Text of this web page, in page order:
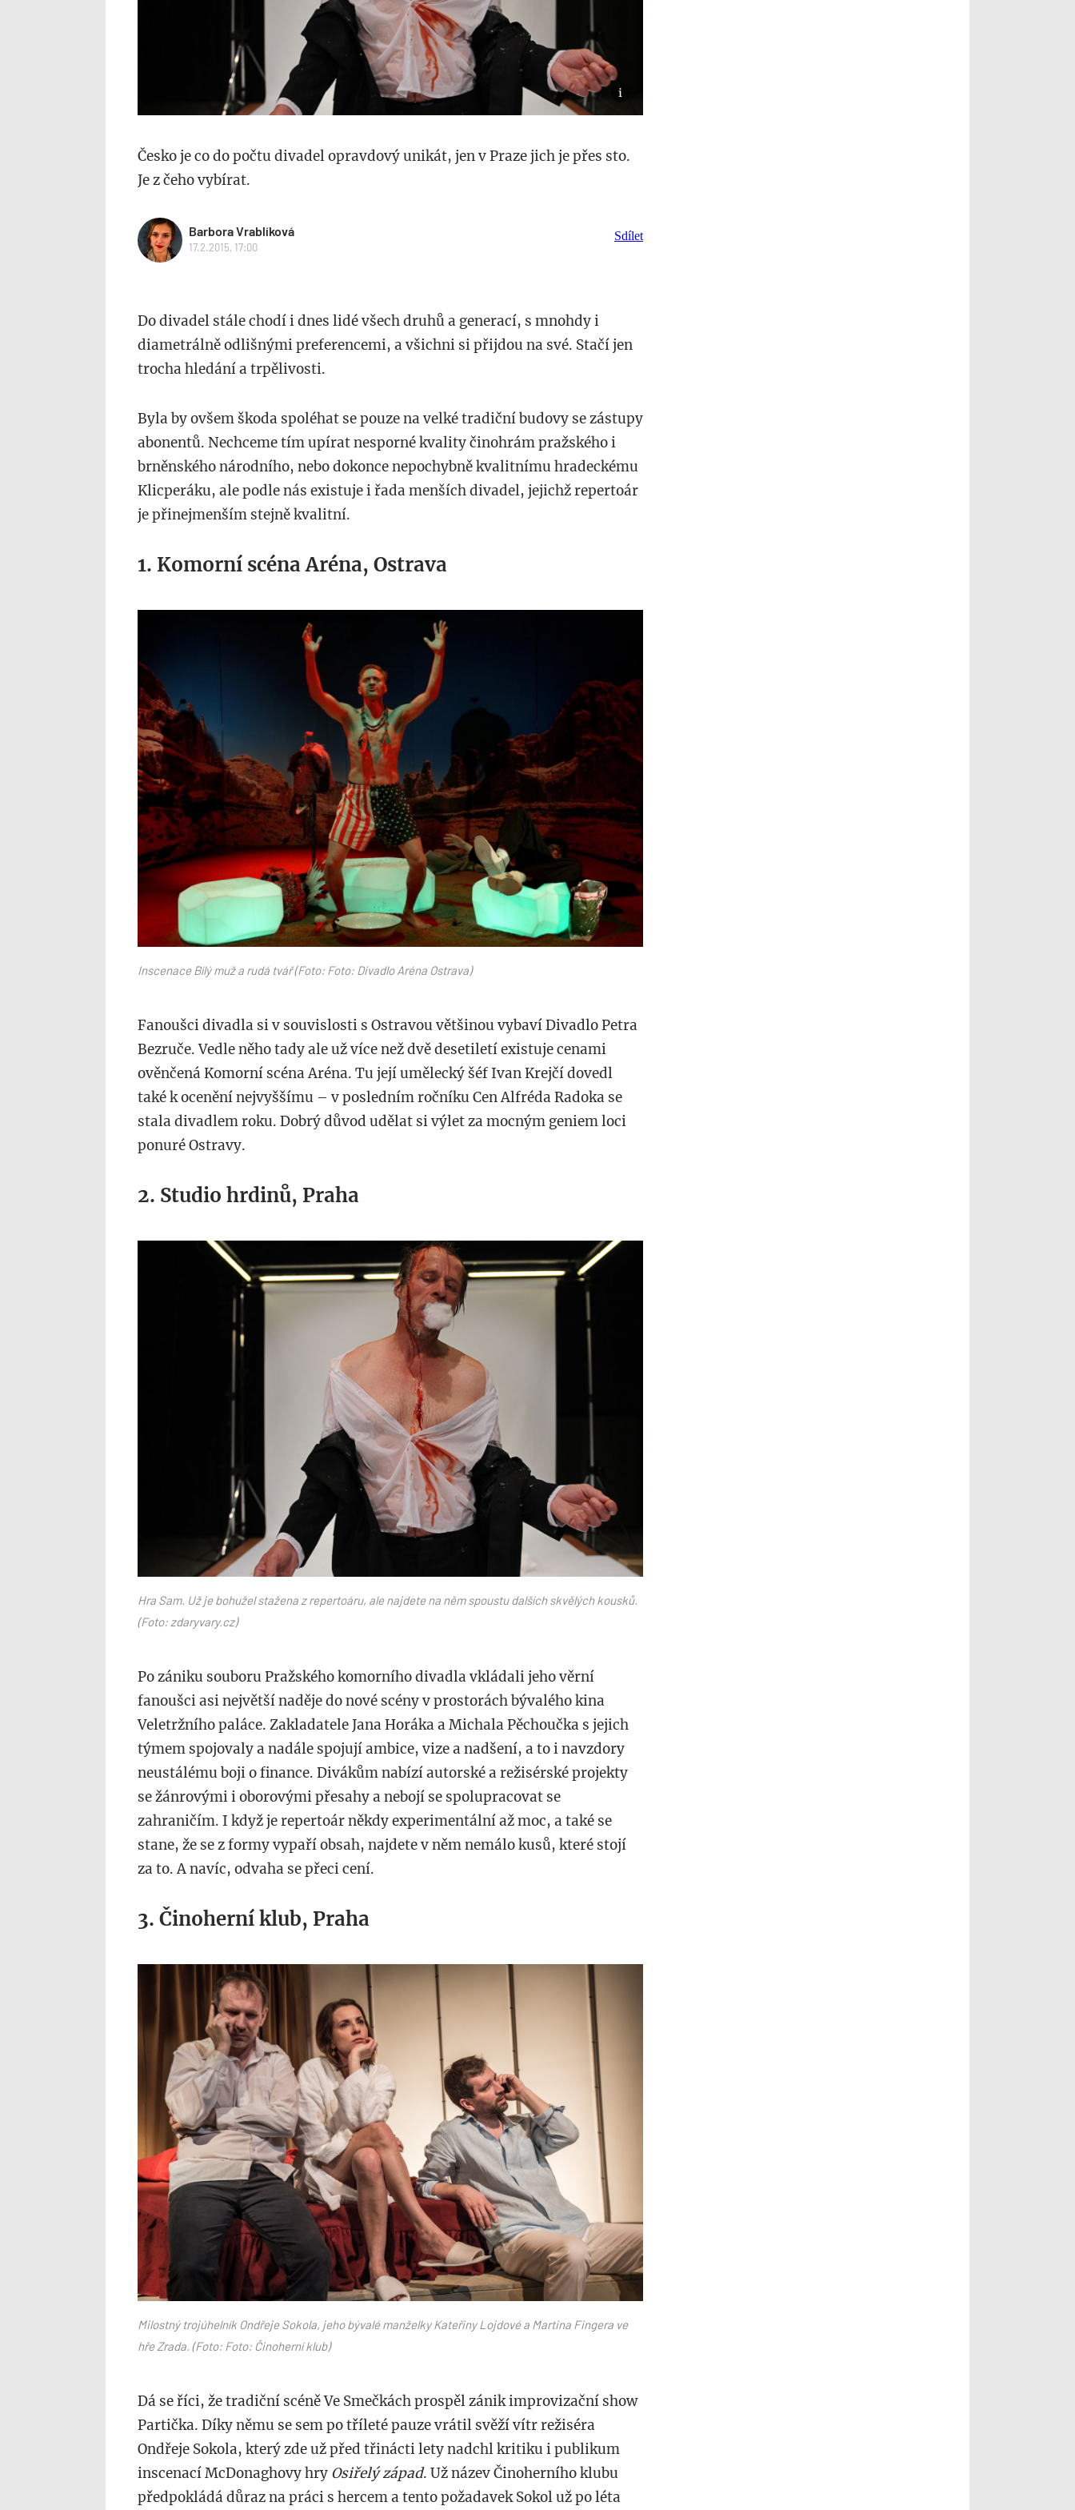
Česko je co do počtu divadel opravdový unikát, jen v Praze jich je přes sto.
Je z čeho vybírat.
Barbora Vrablíková
17.2.2015, 17:00
Sdílet
Do divadel stále chodí i dnes lidé všech druhů a generací, s mnohdy i
diametrálně odlišnými preferencemi, a všichni sipřijdou na své. Stačí jen
trocha hledání a trpělivosti.
Byla by ovšem škoda spoléhat se pouze na velké tradiční budovy se zástupy
abonentů. Nechceme tím upírat nesporné kvality činohrám pražského i
brněnského národního, nebo dokonce nepochybně kvalitnímu hradeckému
Klicperáku, ale podle nás existuje i řada menších divadel, jejichž repertoár
je přinejmenším stejně kvalitní.
1. Komorní scéna Aréna, Ostrava
divadlo-
arena-
bily-
muz.jpg
Inscenace Bílý muž a rudá tvář (Foto: Foto: Divadlo Aréna Ostrava)
Fanoušci divadla si v souvislosti s Ostravou většinou vybaví Divadlo Petra
Bezruče. Vedle něho tady ale už více než dvě desetiletí existuje cenami
ověnčená Komorní scéna Aréna. Tu její umělecký šéf Ivan Krejčí dovedl
také k ocenění nejvyššímu – v posledním ročníku Cen Alfréda Radoka se
stala divadlem roku. Dobrý důvod udělat si výlet za mocným geniem loci
ponuré Ostravy.
2. Studio hrdinů, Praha
zdaryvary-
Hra Sam. Už je bohužel stažena z repertoáru, ale najdete na něm spoustu dalších skvělých kousků.
(Foto: zdaryvary.cz)
Po zániku souboru Pražského komorního divadla vkládali jeho věrní
fanoušci asi největší naděje do nové scény v prostorách bývalého kina
Veletržního paláce. Zakladatele Jana Horáka a Michala Pěchoučka s jejich
týmem spojovaly a nadále spojují ambice, vize a nadšení, a to i navzdory
neustálému boji o finance. Divákům nabízí autorské a režisérské projekty
se žánrovými i oborovými přesahy a nebojí se spolupracovat se
zahraničím. I když je repertoár někdy experimentální až moc, a také se
stane, že se z formy vypaří obsah, najdete v něm nemálo kusů, které stojí
za to. A navíc, odvaha se přeci cení.
3. Činoherní klub, Praha
divadlo-
sokol-
cinoherni-
klub.jpg
Milostný trojúhelník Ondřeje Sokola, jeho bývalé manželky Kateřiny Lojdové a Martina Fingera ve
hře Zrada. (Foto: Foto: Činoherní klub)
Dá se říci, že tradiční scéně Ve Smečkách prospěl zánik improvizační show
Partička. Díky němu se sem po tříleté pauze vrátil svěží vítr režiséra
Ondřeje Sokola, který zde už před třinácti lety nadchl kritiku i publikum
inscenací McDonaghovy hry Osiřelý západ. Už název Činoherního klubu
předpokládá důraz na práci s hercem a tento požadavek Sokol už po léta